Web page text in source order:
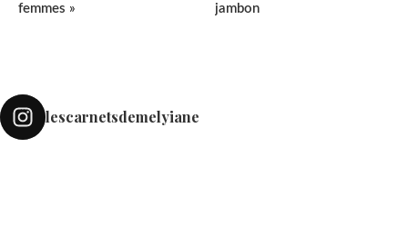
femmes »
jambon
lescarnetsdemelyiane